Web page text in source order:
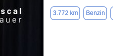
3.772 km Benzin